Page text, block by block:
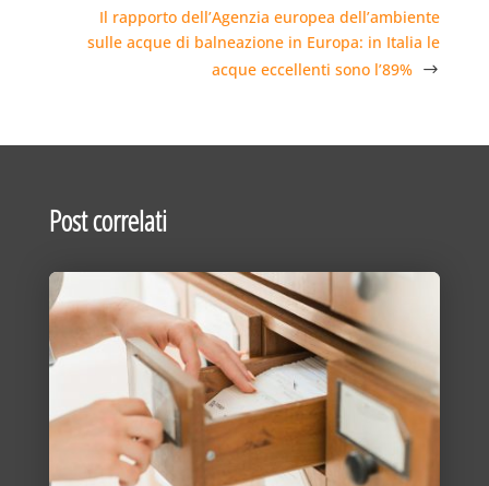
Il rapporto dell’Agenzia europea dell’ambiente
sulle acque di balneazione in Europa: in Italia le
acque eccellenti sono l’89%
Post correlati